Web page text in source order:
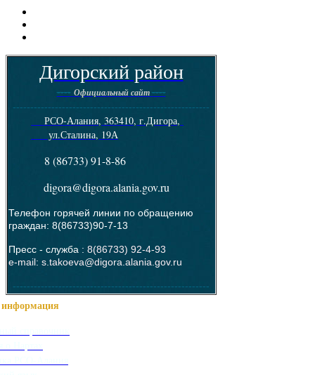
Дигорский район
---- Официальный сайт----
--------------------------------------------------------
РСО-Алания, 363410, г.Дигора,
ул.Сталина, 19А
8 (86733) 91-8-86
digora@digora.alania.gov.ru
Телефон горячей линии по обращению
граждан: 8(86733)90-7-13
Пресс - служба : 8(86733) 92-4-93
e-mail: s.takoeva@digora.alania.gov.ru
--------------------------------------------------------